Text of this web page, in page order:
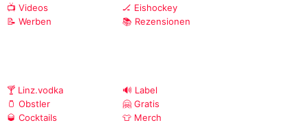
📺 Videos
📝 Werben
🏒 Eishockey
📚 Rezensionen
🍸 Linz.vodka
🫙 Obstler
🥃 Cocktails
🔊 Label
🤗 Gratis
👕 Merch